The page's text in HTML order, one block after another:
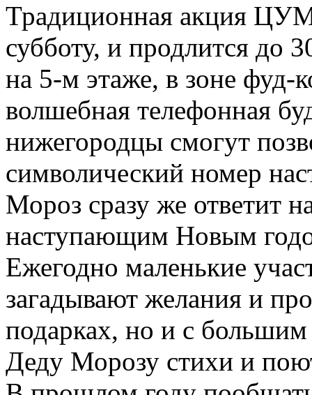
Традиционная акция
субботу, и продлится до
на 5-м этаже, в зоне фуд-
волшебная телефонная
нижегородцы смогут
символический номер
Мороз сразу же ответит
наступающим Новым
Ежегодно маленькие
загадывают желания и
подарках, но и с большим
Деду Морозу стихи и